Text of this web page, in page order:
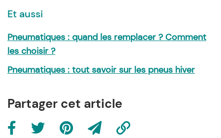
Et aussi
Pneumatiques : quand les remplacer ? Comment
les choisir ?
Pneumatiques : tout savoir sur les pneus hiver
Partager cet article